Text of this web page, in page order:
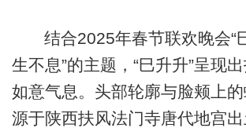
结合2025年春节联欢晚会“
生不息”的主题，“巳升升”呈现
如意气息。头部轮廓与脸颊上
源于陕西扶风法门寺唐代地宫